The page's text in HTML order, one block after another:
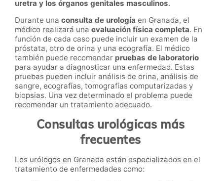
uretra y los órganos genitales masculinos.
Durante una consulta de urología en Granada, el
médico realizará una evaluación física completa. En
función de cada caso puede incluir un examen de la
próstata, otro de orina y una ecografía. El médico
también puede recomendar pruebas de laboratorio
para ayudar a diagnosticar una enfermedad. Estas
pruebas pueden incluir análisis de orina, análisis de
sangre, ecografías, tomografías computarizadas y
biopsias. Una vez determinado el problema puede
recomendar un tratamiento adecuado.
Consultas urológicas más
frecuentes
Los urólogos en Granada están especializados en el
tratamiento de enfermedades como: